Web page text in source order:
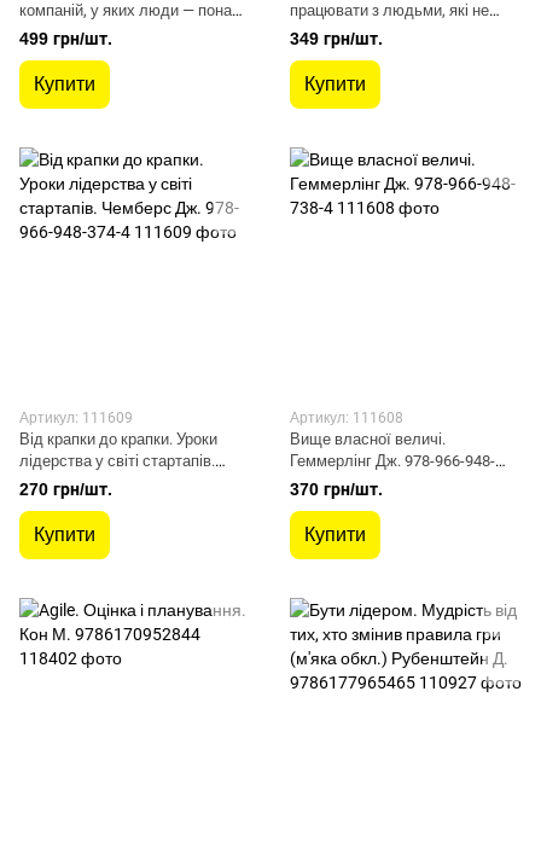
компаній, у яких люди — понад
усе (тверда обкл.) Ґері Гемел.
9786177965618
499 грн/шт.
Купити
працювати з людьми, які не
викликають ні довіри, ні
симпатій. Адам Кехейн.
9786177965076
349 грн/шт.
Купити
Артикул: 111609
Від крапки до крапки. Уроки
лідерства у світі стартапів.
Чемберс Дж. 978-966-948-374-4
270 грн/шт.
Купити
Артикул: 111608
Вище власної величі.
Геммерлінг Дж. 978-966-948-
738-4
370 грн/шт.
Купити